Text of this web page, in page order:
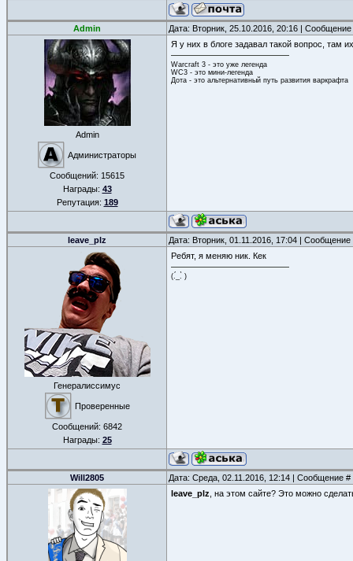
Admin Дата: Вторник, 25.10.2016, 20:16 |
Admin
Администраторы
Сообщений: 15615
Награды: 43
Репутация: 189
Я у них в блоге задавал такой вопрос, там
Warcraft 3 - это уже легенда
WC3 - это мини-легенда
Дота - это альтернативный путь развития варкрафта
leave_plz Дата: Вторник, 01.11.2016, 17:04 |
Генералиссимус
Проверенные
Сообщений: 6842
Награды: 25
Ребят, я меняю ник. Кек
(.́_.̀ )
Will2805 Дата: Среда, 02.11.2016, 12:14 | Сообщение #
leave_plz , на этом сайте? Это можно